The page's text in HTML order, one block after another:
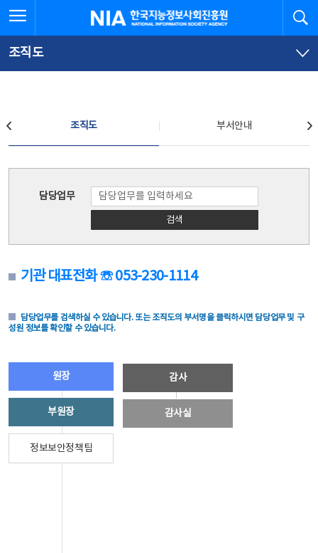
문
로
가
체
뉴
바
가
한국지능정보사회진흥원
조직도
조직도 부서안내
담당업무
검색
기관 대표전화 ☏ 053-230-1114
담당업무를 검색하실 수 있습니다. 또는 조직도의 부서명을 클릭하시면 담당업무 및 구
성원 정보를 확인할 수 있습니다.
원장
부원장
정보보안정책팀
감사
감사실